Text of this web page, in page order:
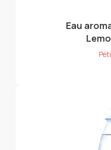
Eau